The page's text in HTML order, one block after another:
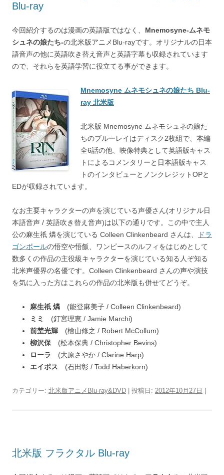
Blu-ray
今回紹介するのは漫画の英語版ではなく、 Mnemosyne-ムネモ
シュネの娘たち-の北米版アニメBlu-rayです。オリジナルの日本
語音声の他に英語吹き替え音声と英語字幕も収録されています
ので、それらを英語学習に役立てる事ができます。
Mnemosyne ムネモシュネの娘たち Blu-
ray 北米版
北米版 Mnemosyne ムネモシュネの娘た
ちのブルーレイはディスク2枚組で、本編
全6話の他、映像特典として英語版キャス
トによるコメンタリーと日本語版キャス
トのインタビューとノンクレジットOPと
EDが収録されています。
なお主要キャラクターの声を演じている声優さん(オリジナル日
本語音声 / 英語吹き替え音声)は以下の通りです。この中で主人
公の麻生祇 燐を演じている Colleen Clinkenbeard さんは、
ドラ
ゴンボールの悟空や悟飯、ワンピースのルフィをはじめとして
数多くの作品の主役級キャラクターを演じている知る人ぞ知る
北米声優界の名優です。Colleen Clinkenbeard さんの声や演技
を気に入った方はこれらの作品の北米版も併せてどうぞ。
麻生祇 燐 (能登麻美子 / Colleen Clinkenbeard)
ミミ
(釘宮理恵 / Jamie Marchi)
前埜光輝 (檜山修之 / Robert McCollum)
柳沢保 (松本保典 / Christopher Bevins)
ローラ
(大原さやか / Clarine Harp)
エイポス (石田彰 / Todd Haberkorn)
カテゴリー: 北米版アニメBlu-ray&DVD | 投稿日: 2012年10月27日
北米版 フラクタル Blu-ray